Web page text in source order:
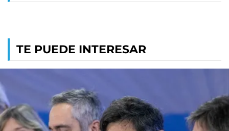
TE PUEDE INTERESAR